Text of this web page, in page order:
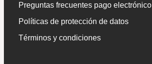
Preguntas frecuentes pago electrónico
Políticas de protección de datos
Términos y condiciones